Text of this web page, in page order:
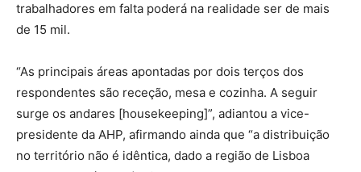
trabalhadores em falta poderá na realidade ser de mais
de 15 mil.
“As principais áreas apontadas por dois terços dos
respondentes são receção, mesa e cozinha. A seguir
surge os andares [housekeeping]”, adiantou a vice-
presidente da AHP, afirmando ainda que “a distribuição
no território não é idêntica, dado a região de Lisboa